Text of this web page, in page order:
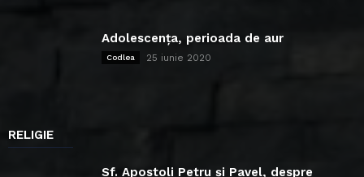
Adolescența, perioada de aur
Codlea 25 iunie 2020
RELIGIE
Sf. Apostoli Petru și Pavel, despre